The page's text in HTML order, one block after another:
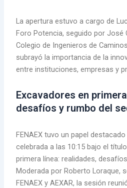
La apertura estuvo a cargo de
Foro Potencia, seguido por José
Colegio de Ingenieros de
subrayó la importancia de la
entre instituciones, empresas y
Excavadores en
desafíos y rumbo del
FENAEX tuvo un papel
celebrada a las 10:15 bajo el
primera línea: realidades,
Moderada por Roberto Loraque,
FENAEX y AEXAR, la sesión